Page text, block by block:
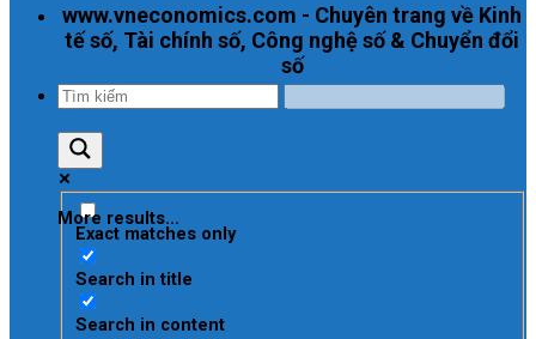
www.vneconomics.com - Chuyên trang về Kinh
tế số, Tài chính số, Công nghệ số & Chuyển đổi
số
More results...
Exact matches only
Search in title
Search in content